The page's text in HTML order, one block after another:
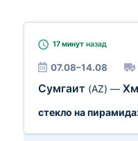
17 минут назад
07.08–14.08
Сумгаит (AZ) —
стекло на